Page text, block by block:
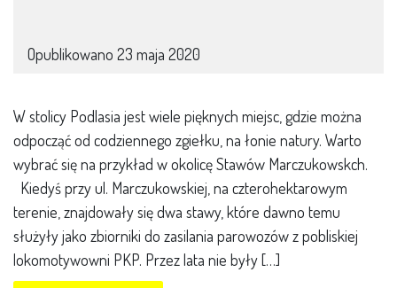
Opublikowano 23 maja 2020
W stolicy Podlasia jest wiele pięknych miejsc, gdzie można
odpocząć od codziennego zgiełku, na łonie natury. Warto
wybrać się na przykład w okolicę Stawów Marczukowskch.
Kiedyś przy ul. Marczukowskiej, na czterohektarowym
terenie, znajdowały się dwa stawy, które dawno temu
służyły jako zbiorniki do zasilania parowozów z pobliskiej
lokomotywowni PKP. Przez lata nie były […]